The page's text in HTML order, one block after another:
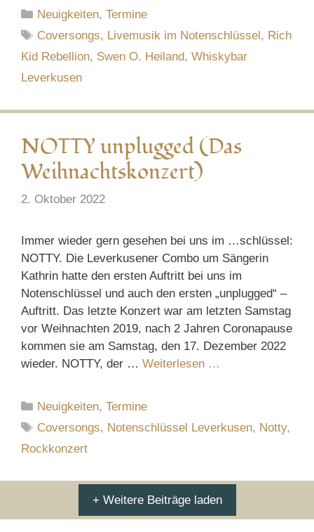
Kategorien
Neuigkeiten,Termine
Schlagwörter
Coversongs, Livemusik im Notenschlüssel, Rich
Kid Rebellion, Swen O. Heiland, Whiskybar
Leverkusen
NOTTY unplugged (Das
Weihnachtskonzert)
2. Oktober 2022
Immer wieder gern gesehen bei uns im …schlüssel:
NOTTY. Die Leverkusener Combo um Sängerin
Kathrin hatte den ersten Auftritt bei uns im
Notenschlüssel und auch den ersten „unplugged“ –
Auftritt. Das letzte Konzert war am letzten Samstag
vor Weihnachten 2019, nach 2 Jahren Coronapause
kommen sie am Samstag, den 17. Dezember 2022
wieder. NOTTY, der … Weiterlesen …
Kategorien
Neuigkeiten,Termine
Schlagwörter
Coversongs, Notenschlüssel Leverkusen, Notty,
Rockkonzert
+ Weitere Beiträge laden